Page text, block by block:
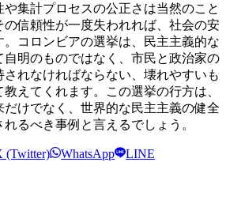
集計プロセスの公正さは当然のこと
の信頼性が一度失われれば、社会の安
コロンビアの選挙は、民主主義的な
明のものではなく、市民と政治家の
れなければならない、壊れやすいも
えてくれます。この選挙の行方は、
だけでなく、世界的な民主主義の健全
るべき事例と言えるでしょう。
(Twitter) WhatsApp
LINE